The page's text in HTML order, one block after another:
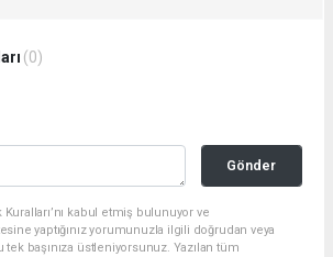
(0)
Gönder
kabul etmiş bulunuyor ve
yaptığınız yorumunuzla ilgili doğrudan veya
başınıza üstleniyorsunuz. Yazılan tüm